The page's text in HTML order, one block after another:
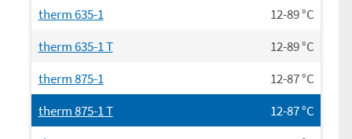
therm 635-1
12-89°C
therm 635-1 T
12-89°C
therm 875-1
12-87°C
therm 875-1 T
12-87°C